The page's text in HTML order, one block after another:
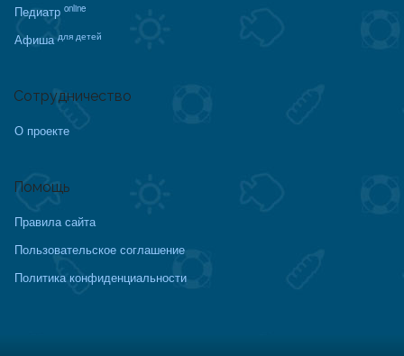
Педиатр online
Афиша для детей
Сотрудничество
О проекте
Помощь
Правила сайта
Пользовательское соглашение
Политика конфиденциальности